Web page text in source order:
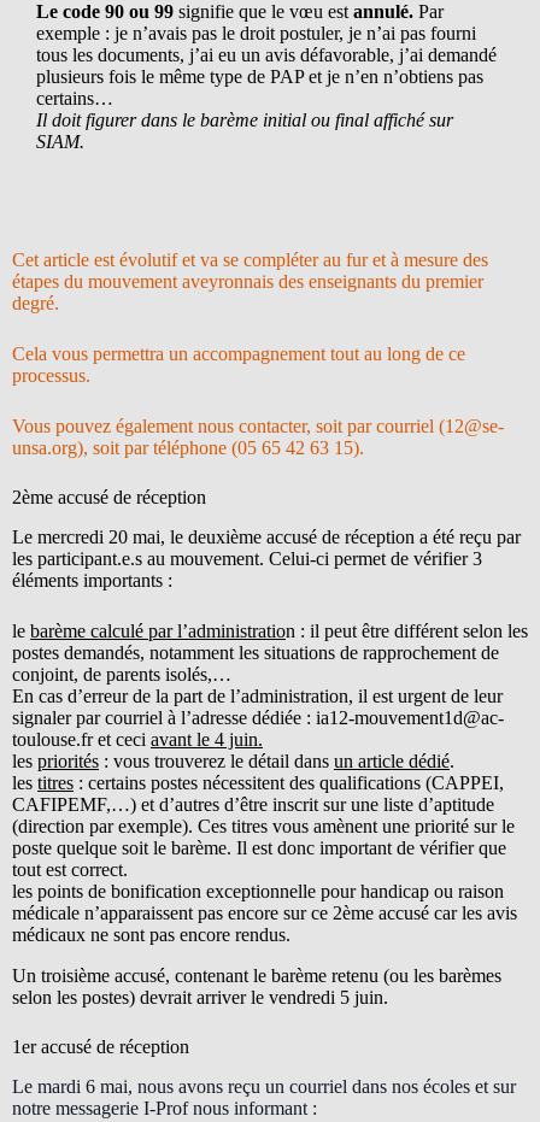
Le code 90 ou 99 signifie que le vœu est annulé. Par
exemple : je n’avais pas le droit postuler, je n’ai pas fourni
tous les documents, j’ai eu un avis défavorable, j’ai demandé
plusieurs fois le même type de PAP et je n’en n’obtiens pas
certains…
Il doitfigurer dans le barème initial ou final affiché sur
SIAM.
Cet article est évolutif et va se compléter au fur et à mesure des
étapes du mouvement aveyronnais des enseignants du premier
degré.
Cela vous permettra un accompagnement tout au long de ce
processus.
Vous pouvez également nous contacter, soit par courriel (12@se-
unsa.org), soit par téléphone (05 65 42 63 15).
2ème accusé de réception
Le mercredi 20 mai, le deuxième accusé de réception a été reçu par
les participant.e.s au mouvement. Celui-ci permet de vérifier 3
éléments importants :
le barème calculé par l’administration : il peut être différent selon les
postes demandés, notamment les situations de rapprochement de
conjoint, de parents isolés,…
En cas d’erreur de la part de l’administration, il est urgent de leur
signaler par courriel à l’adresse dédiée : ia12-mouvement1d@ac-
toulouse.fr et ceci avant le 4 juin.
les priorités : vous trouverez le détail dans un article dédié.
les titres : certains postes nécessitent des qualifications (CAPPEI,
CAFIPEMF,…) et d’autres d’être inscrit sur une liste d’aptitude
(direction par exemple). Ces titres vous amènent une priorité sur le
poste quelque soit le barème. Il est donc important de vérifier que
tout est correct.
les points de bonification exceptionnelle pour handicap ou raison
médicale n’apparaissent pas encore sur ce 2ème accusé car les avis
médicaux ne sont pas encore rendus.
Un troisième accusé, contenant le barème retenu (ou les barèmes
selon les postes) devrait arriver le vendredi 5 juin.
1er accusé de réception
Le mardi 6 mai, nous avons reçu un courriel dans nos écoles et sur
notre messagerie I-Prof nous informant :